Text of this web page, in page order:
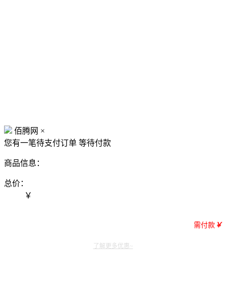
佰腾网 ×
您有一笔待支付订单 等待付款
商品信息：
总价：
￥
需付款 ￥
了解更多优惠~